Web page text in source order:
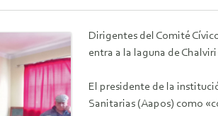
Dirigentes del Comité
entra a la laguna de
El presidente de la
Sanitarias (Aapos) como